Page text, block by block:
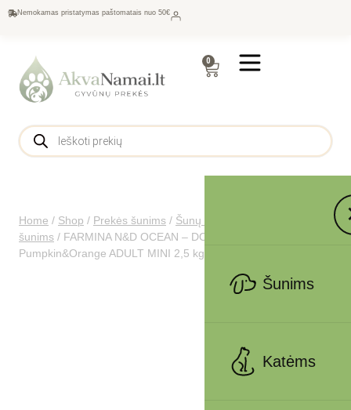
Nemokamas pristatymas paštomatais nuo 50€
0
Šunims
Katėms
Home / Shop / Prekės šunims / Šunų maistas
šunims / FARMINA N&D OCEAN – DOG Dry Cod
Pumpkin&Orange ADULT MINI 2,5 kg